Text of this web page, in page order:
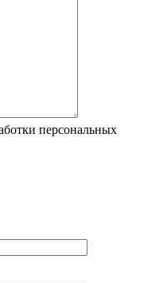
персональных